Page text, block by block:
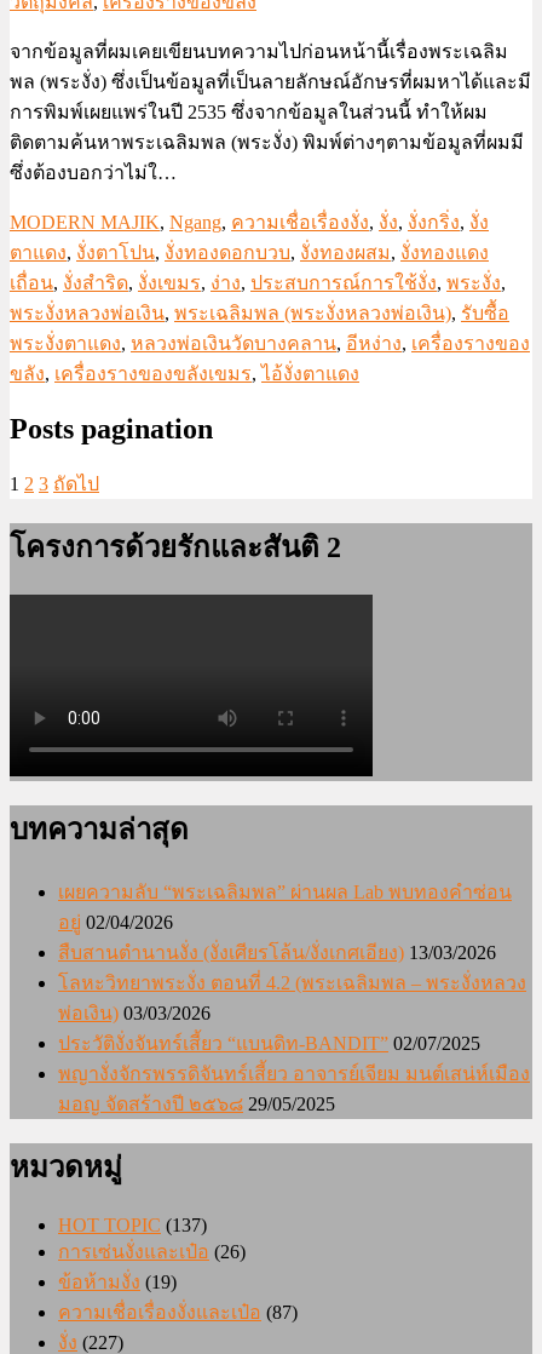
จากข้อมูลที่ผมเคยเขียนบทความไปก่อนหน้านี้เรื่องพระเฉลิม
พล (พระงั่ง) ซึ่งเป็นข้อมูลที่เป็นลายลักษณ์อักษรที่ผมหาได้และมี
การพิมพ์เผยแพร่ในปี 2535 ซึ่งจากข้อมูลในส่วนนี้ ทำให้ผม
ติดตามค้นหาพระเฉลิมพล (พระงั่ง) พิมพ์ต่างๆตามข้อมูลที่ผมมี
ซึ่งต้องบอกว่าไม่ใ…
MODERN MAJIK, Ngang, ความเชื่อเรื่องงั่ง, งั่ง, งั่งกริ่ง, งั่ง
ตาแดง, งั่งตาโปน, งั่งทองดอกบวบ, งั่งทองผสม, งั่งทองแดง
เถื่อน, งั่งสำริด, งั่งเขมร, ง่าง, ประสบการณ์การใช้งั่ง, พระงั่ง,
พระงั่งหลวงพ่อเงิน, พระเฉลิมพล (พระงั่งหลวงพ่อเงิน), รับซื้อ
พระงั่งตาแดง, หลวงพ่อเงินวัดบางคลาน, อีหง่าง, เครื่องรางของ
ขลัง, เครื่องรางของขลังเขมร,ไอ้งั่งตาแดง
Posts pagination
1 2 3 ถัดไป
โครงการด้วยรักและสันติ 2
บทความล่าสุด
เผยความลับ “พระเฉลิมพล” ผ่านผล Lab พบทองคำซ่อน
อยู่ 02/04/2026
สืบสานตำนานงั่ง (งั่งเศียรโล้น/งั่งเกศเอียง) 13/03/2026
โลหะวิทยาพระงั่ง ตอนที่ 4.2 (พระเฉลิมพล – พระงั่งหลวง
พ่อเงิน) 03/03/2026
ประวัติงั่งจันทร์เสี้ยว “แบนดิท-BANDIT” 02/07/2025
พญางั่งจักรพรรดิจันทร์เสี้ยว อาจารย์เจียม มนต์เสน่ห์เมือง
มอญ จัดสร้างปี ๒๕๖๘ 29/05/2025
หมวดหมู่
HOT TOPIC (137)
การเซ่นงั่งและเป๋อ (26)
ข้อห้ามงั่ง (19)
ความเชื่อเรื่องงั่งและเป๋อ (87)
งั่ง (227)